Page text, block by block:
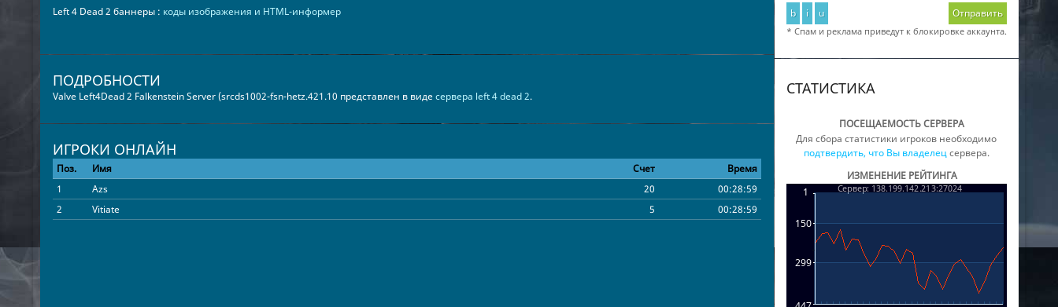
Left 4 Dead 2 баннеры : коды изображения и HTML-информер
ПОДРОБНОСТИ
Valve Left4Dead 2 Falkenstein Server (srcds1002-fsn-hetz.421.10 представлен в видесервера left 4 dead 2.
ИГРОКИ ОНЛАЙН
Поз. Имя Счет
Время
1
Azs 20
00:28:59
2
Vitiate 5 00:28:59
b i u Отправить
* Спам и реклама приведут к блокировке аккаунта.
СТАТИСТИКА
ПОСЕЩАЕМОСТЬ СЕРВЕРА
Для сбора статистики игроков необходимо
подтвердить, что Вы владелецсервера.
ИЗМЕНЕНИЕ РЕЙТИНГА